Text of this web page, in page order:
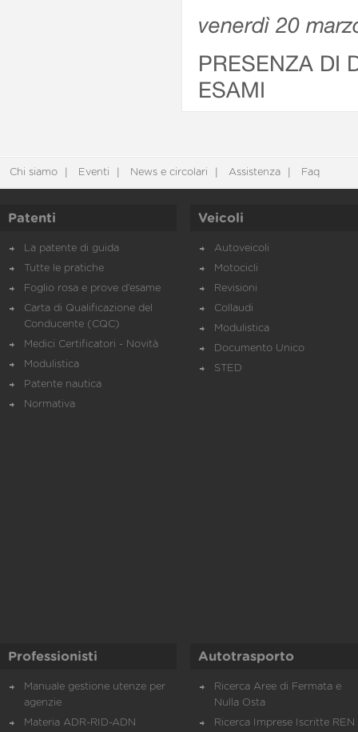
venerdì 20
PRESENZA DI
ESAMI
Chi siamo Eventi News e circolari Assistenza Faq
Patenti
La patente di guida
Tutte le pratiche
Foglio rosa e prove d’esame
Carta di Qualificazione del
Conducente (CQC)
Medici Certificatori - Novità
Modulistica
Patente nautica
Normativa
Veicoli
Autoveicoli
Motocicli
Revisioni
Collaudi
Modulistica
Documento Unico
STED
Professionisti
Manuale gestione utenze per
agenzie
Materia ADR-RID-ADN
Autotrasporto
Ricerca Aree di Fermata e
Nulla Osta
Ricerca Imprese Iscritte REN